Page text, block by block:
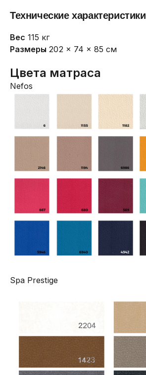
Технические характеристики
Вес 115 кг
Размеры 202 × 74 × 85 см
Цвета матраса
Nefos
Spa Prestige